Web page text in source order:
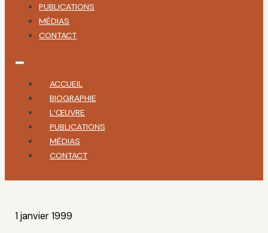
PUBLICATIONS
MÉDIAS
CONTACT
ACCUEIL
BIOGRAPHIE
L’ŒUVRE
PUBLICATIONS
MÉDIAS
CONTACT
1 janvier 1999